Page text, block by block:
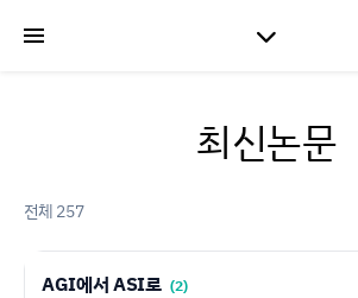
최신논문
전체 257
AGI에서 ASI로 (2)